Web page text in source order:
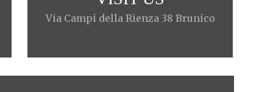
Via Campi della Rienza 38 Brunico